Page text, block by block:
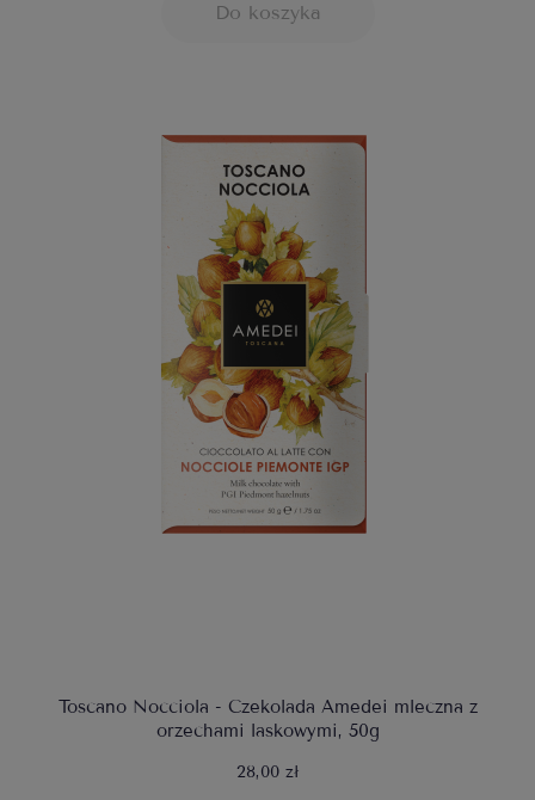
Do koszyka
Toscano Nocciola - Czekolada Amedei mleczna z
orzechami laskowymi, 50g
28,00 zł